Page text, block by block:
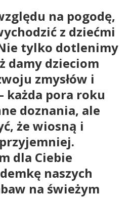
na pogodę,
z dziećmi
tylko dotlenimy
damy dzieciom
zmysłów i
każda pora roku
doznania, ale
że wiosną i
dla Ciebie
naszych
na świeżym